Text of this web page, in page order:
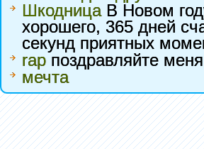
ШкодницаВ Новом
хорошего, 365 дней
секунд приятных
rap поздравляйте
мечта